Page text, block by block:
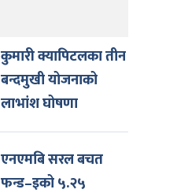
कुमारी क्यापिटलका तीन
बन्दमुखी योजनाको
लाभांश घोषणा
एनएमबि सरल बचत
फन्ड–इको ५.२५